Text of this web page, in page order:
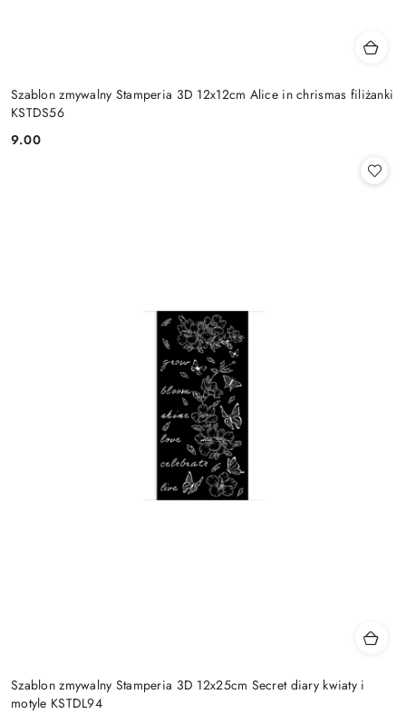
Szablon zmywalny Stamperia 3D 12x12cm Alice in chrismas filiżanki
KSTDS56
Cena:
9.00
Szablon zmywalny Stamperia 3D 12x25cm Secret diary kwiaty i
motyle KSTDL94